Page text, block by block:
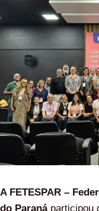
A FETESPAR –
do Paranáparticipou